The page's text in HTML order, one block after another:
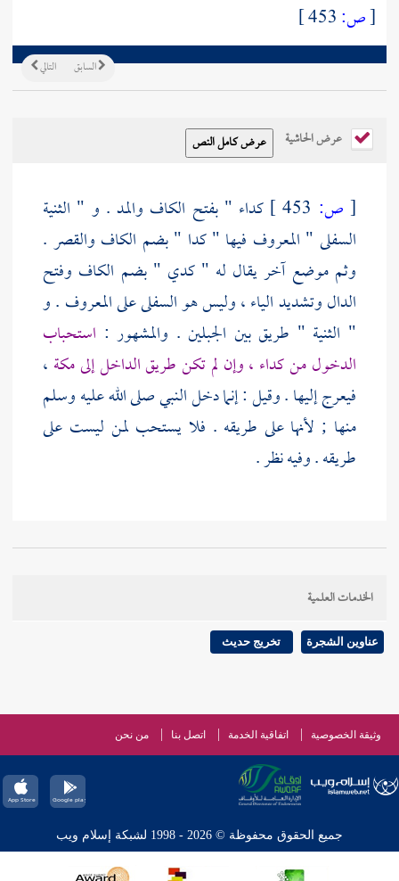
[ص:
التالي السابق
عرض الحاشية
[ ص: كداء " بفتح الكاف والمد . و " الثنية
السفلى " المعروف فيها " كدا " بضم الكاف والقصر .
وثم موضع آخر يقال له "كدي " بضم الكاف وفتح
الدال وتشديد الياء ، وليس هو السفلى على المعروف . و
" الثنية " طريق بين الجبلين . والمشهور : استحباب
الدخول منكداء ، وإن لم تكن طريق الداخل إلىمكة ،
فيعرج إليها . وقيل : إنما دخل النبي صلى الله عليه وسلم
منها ; لأنها على طريقه . فلا يستحب لمن ليست على
طريقه . وفيه نظر .
الخدمات العلمية
عناوين الشجرة تخريج حديث
وثيقة الخصوصية اتفاقية الخدمة اتصل بنا من نحن
جميع الحقوق محفوظة © 2026 - 1998 لشبكة إسلام ويب